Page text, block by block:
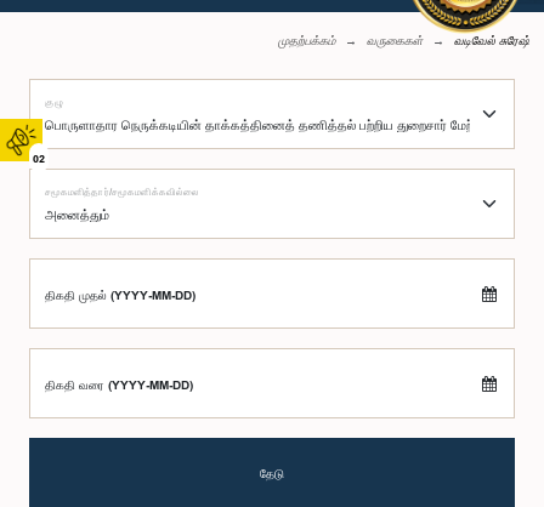
02
முதற்பக்கம் வருகைகள் வடிவேல் சுரேஷ்
குழு
சமூகமளித்தார்/சமூகமளிக்கவில்லை
திகதி முதல் (YYYY-MM-DD)
திகதி வரை (YYYY-MM-DD)
தேடு